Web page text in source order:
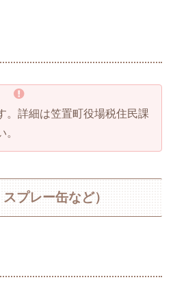
。詳細は笠置町役場税住民課
プレー缶など）